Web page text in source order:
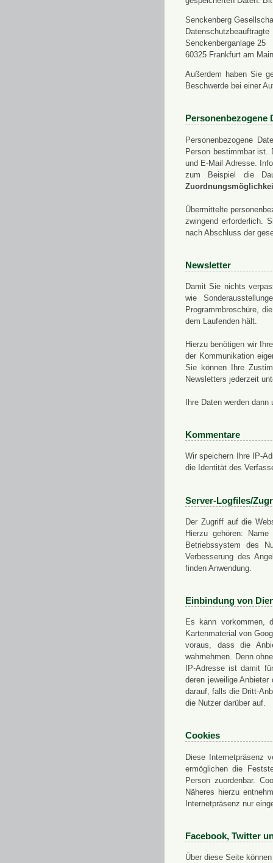
Senckenberg
Datenschutzbeauftragte
Senckenberganlage 25
60325 Frankfurt am Main
Außerdem haben Sie
Beschwerde bei einer
Personenbezogene
Personenbezogene
Person bestimmbar ist.
und E-Mail Adresse.
zum Beispiel die
Übermittelte
zwingend erforderlich.
nach Abschluss der
Newsletter
Damit Sie nichts
wie
Programmbroschüre,
dem Laufenden hält.
Hierzu benötigen wir
der Kommunikation
Sie können Ihre
Newsletters jederzeit
Ihre Daten werden
Kommentare
Wir speichern Ihre IP-
die Identität des
Server-Logfiles/
Der Zugriff auf die
Hierzu gehören:
Betriebssystem des
Verbesserung des
finden Anwendung.
Einbindung von
Es kann vorkommen,
Kartenmaterial von
voraus, dass die
wahrnehmen. Denn
IP-Adresse ist damit
deren jeweilige
darauf, falls die Dritt-
die Nutzer darüber auf.
Cookies
Diese Internetpräsenz
ermöglichen die
Person zuordenbar.
Näheres hierzu
Internetpräsenz nur
Facebook, Twitter
Über diese Seite